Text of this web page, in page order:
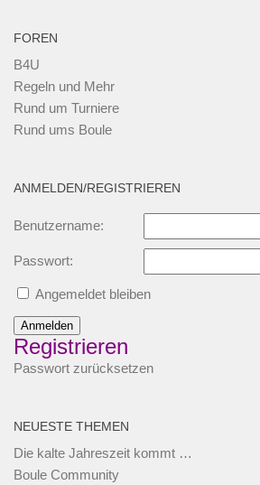
FOREN
B4U
Regeln und Mehr
Rund um Turniere
Rund ums Boule
ANMELDEN/REGISTRIEREN
Benutzername:
Passwort:
Angemeldet bleiben
Anmelden
Registrieren
Passwort zurücksetzen
NEUESTE THEMEN
Die kalte Jahreszeit kommt …
Boule Community